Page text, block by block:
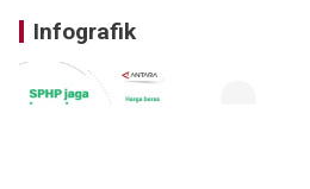
Infografik